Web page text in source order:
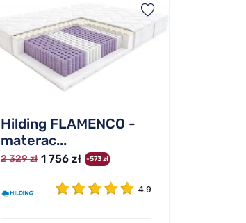
Hilding FLAMENCO -
materac...
2 329 zł 1 756 zł -573 zł
4.9